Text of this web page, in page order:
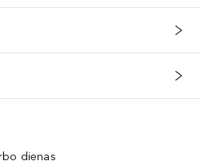
dienas